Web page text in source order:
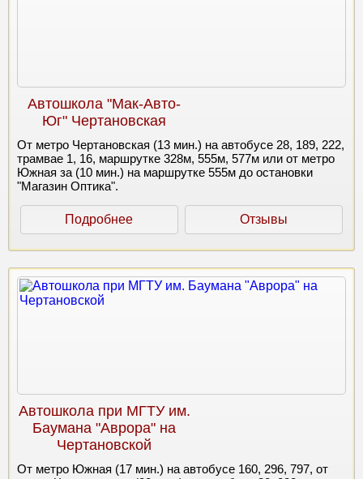
Автошкола "Мак-Авто-
Юг" Чертановская
От метро Чертановская (13 мин.) на автобусе 28, 189, 222,
трамвае 1, 16, маршрутке 328м, 555м, 577м или от метро
Южная за (10 мин.) на маршрутке 555м до остановки
"Магазин Оптика".
Подробнее Отзывы
Автошкола при МГТУ им.
Баумана "Аврора" на
Чертановской
От метро Южная (17 мин.) на автобусе 160, 296, 797, от